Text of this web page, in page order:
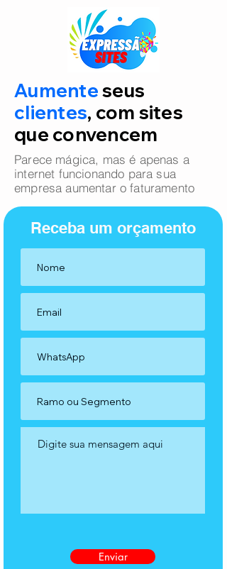
Aumenteseus
clientes, com sites
que convencem
Parece mágica, mas é apenas a
internet funcionando para sua
empresa aumentar o faturamento
Receba um orçamento
Enviar